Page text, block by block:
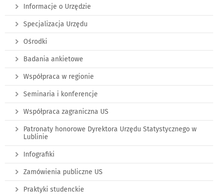
Informacje o Urzędzie
Specjalizacja Urzędu
Ośrodki
Badania ankietowe
Współpraca w regionie
Seminaria i konferencje
Współpraca zagraniczna US
Patronaty honorowe Dyrektora Urzędu Statystycznego w
Lublinie
Infografiki
Zamówienia publiczne US
Praktyki studenckie